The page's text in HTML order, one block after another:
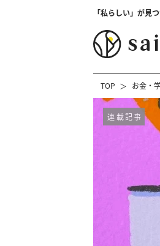
「私らしい」が見
TOP お金・
連載記事